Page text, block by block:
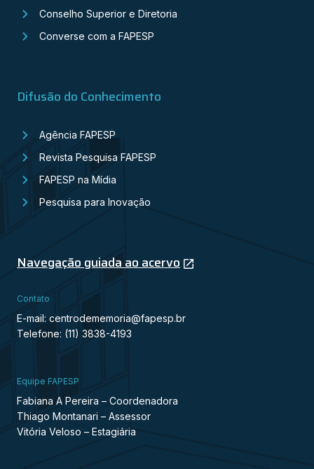
Conselho Superior e Diretoria
Converse com a FAPESP
Difusão do Conhecimento
Agência FAPESP
Revista Pesquisa FAPESP
FAPESP na Mídia
Pesquisa para Inovação
Navegação guiada ao acervo
Contato
E-mail: centrodememoria@fapesp.br
Telefone: (11) 3838-4193
Equipe FAPESP
Fabiana A Pereira – Coordenadora
Thiago Montanari – Assessor
Vitória Veloso – Estagiária